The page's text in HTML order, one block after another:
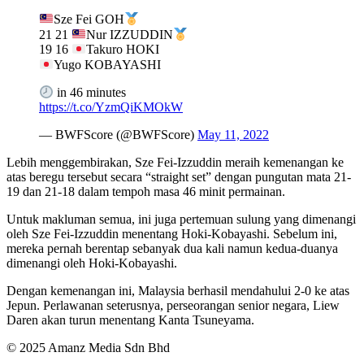
Sze Fei GOH
21 21
Nur IZZUDDIN
19 16
Takuro HOKI
Yugo KOBAYASHI
in 46 minutes
https://t.co/YzmQiKMOkW
— BWFScore (@BWFScore) May 11, 2022
Lebih menggembirakan, Sze Fei-Izzuddin meraih kemenangan ke
atas beregu tersebut secara “straight set” dengan pungutan mata 21-
19 dan 21-18 dalam tempoh masa 46 minit permainan.
Untuk makluman semua, ini juga pertemuan sulung yang dimenangi
oleh Sze Fei-Izzuddin menentang Hoki-Kobayashi. Sebelum ini,
mereka pernah berentap sebanyak dua kali namun kedua-duanya
dimenangi oleh Hoki-Kobayashi.
Dengan kemenangan ini, Malaysia berhasil mendahului 2-0 ke atas
Jepun. Perlawanan seterusnya, perseorangan senior negara, Liew
Daren akan turun menentang Kanta Tsuneyama.
© 2025 Amanz Media Sdn Bhd